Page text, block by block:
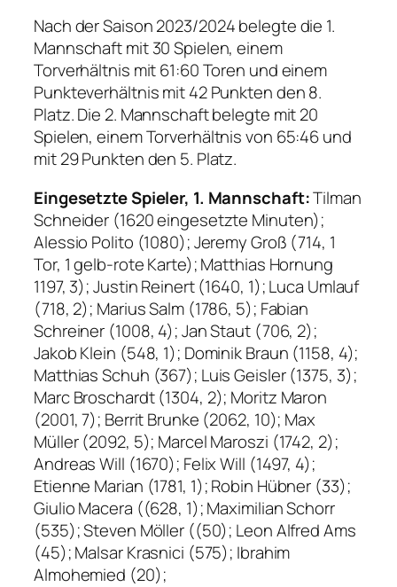
Nach der Saison 2023/2024 belegte die 1.
Mannschaft mit 30 Spielen, einem
Torverhältnis mit 61:60 Toren und einem
Punkteverhältnis mit 42 Punkten den 8.
Platz. Die 2. Mannschaft belegte mit 20
Spielen, einem Torverhältnis von 65:46 und
mit 29 Punkten den 5. Platz.
Eingesetzte Spieler, 1. Mannschaft:Tilman
Schneider (1620 eingesetzte Minuten);
Alessio Polito (1080); Jeremy Groß (714, 1
Tor, 1 gelb-rote Karte); Matthias Hornung
1197, 3); Justin Reinert (1640, 1); Luca Umlauf
(718, 2); Marius Salm (1786, 5); Fabian
Schreiner (1008, 4); Jan Staut (706, 2);
Jakob Klein (548, 1); Dominik Braun (1158, 4);
Matthias Schuh (367); Luis Geisler (1375, 3);
Marc Broschardt (1304, 2); Moritz Maron
(2001, 7); Berrit Brunke (2062, 10); Max
Müller (2092, 5); Marcel Maroszi (1742, 2);
Andreas Will (1670); Felix Will (1497, 4);
Etienne Marian (1781, 1); Robin Hübner (33);
Giulio Macera ((628, 1); Maximilian Schorr
(535); Steven Möller ((50); Leon Alfred Ams
(45); Malsar Krasnici (575); Ibrahim
Almohemied (20);